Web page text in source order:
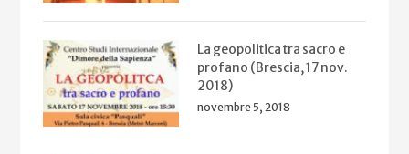
La geopolitica tra sacro e
profano (Brescia, 17 nov.
2018)
novembre 5, 2018